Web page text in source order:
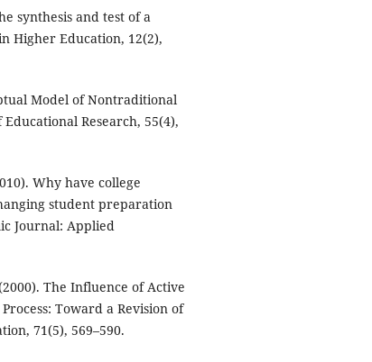
synthesis and test of a
Higher Education, 12(2),
Model of Nontraditional
Research, 55(4),
Why have college
student preparation
Journal: Applied
The Influence of Active
Toward a Revision of
71(5), 569–590.